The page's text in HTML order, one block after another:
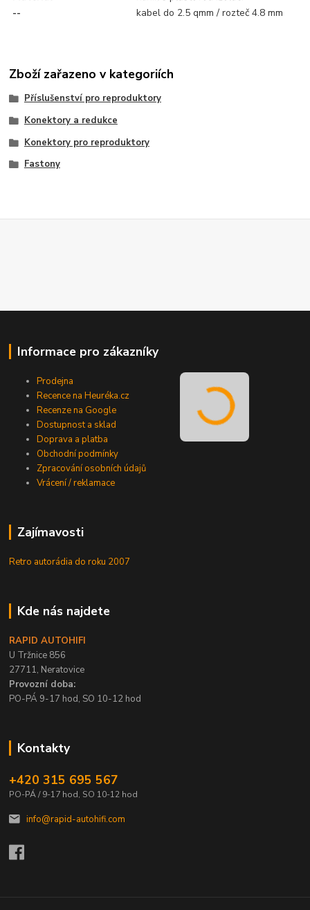
--
kabel do 2.5 qmm / rozteč 4.8 mm
Zboží zařazeno v kategoriích
Příslušenství pro reproduktory
Konektory a redukce
Konektory pro reproduktory
Fastony
Informace pro zákazníky
Prodejna
Recence na Heuréka.cz
Recenze na Google
Dostupnost a sklad
Doprava a platba
Obchodní podmínky
Zpracování osobních údajů
Vrácení / reklamace
Zajímavosti
Retro autorádia do roku 2007
Kde nás najdete
RAPID AUTOHIFI
U Tržnice 856
27711, Neratovice
Provozní doba:
PO-PÁ 9-17 hod, SO 10-12 hod
Kontakty
+420 315 695 567
PO-PÁ / 9-17 hod, SO 10-12 hod
info@rapid-autohifi.com